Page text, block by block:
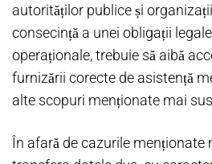
autorităților publice și
consecință a unei obligații
operaționale, trebuie să aibă
furnizării corecte de asistență
alte scopuri menționate mai
În afară de cazurile menționate